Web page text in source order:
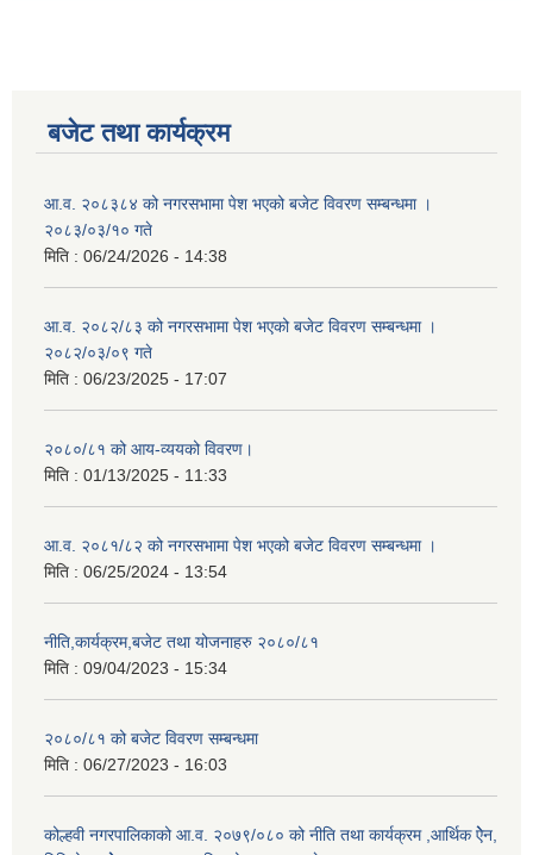
बजेट तथा कार्यक्रम
आ.व. २०८३८४ को नगरसभामा पेश भएको बजेट विवरण सम्बन्धमा ।
२०८३/०३/१० गते
मिति : 06/24/2026 - 14:38
आ.व. २०८२/८३ को नगरसभामा पेश भएको बजेट विवरण सम्बन्धमा ।
२०८२/०३/०९ गते
मिति : 06/23/2025 - 17:07
२०८०/८१ को आय-व्ययको विवरण।
मिति : 01/13/2025 - 11:33
आ.व. २०८१/८२ को नगरसभामा पेश भएको बजेट विवरण सम्बन्धमा ।
मिति : 06/25/2024 - 13:54
नीति,कार्यक्रम,बजेट तथा योजनाहरु २०८०/८१
मिति : 09/04/2023 - 15:34
२०८०/८१ को बजेट विवरण सम्बन्धमा
मिति : 06/27/2023 - 16:03
कोल्हवी नगरपालिकाको आ.व. २०७९/०८० को नीति तथा कार्यक्रम ,आर्थिक ऐेन,